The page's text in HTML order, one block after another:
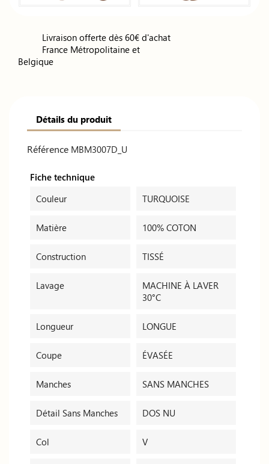
Livraison offerte dès 60€ d'achat
France Métropolitaine et
Belgique
Détails du produit
Référence MBM3007D_U
Fiche technique
Couleur
TURQUOISE
Matière 100% COTON
Construction TISSÉ
Lavage
MACHINE À LAVER
30°C
Longueur LONGUE
Coupe ÉVASÉE
Manches SANS MANCHES
Détail Sans Manches DOS NU
Col V